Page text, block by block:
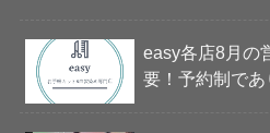
easy各店8月の
要！予約制であ